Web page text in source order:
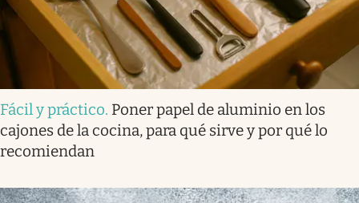
Fácil y práctico. Poner papel de aluminio en los
cajones de la cocina, para qué sirve y por qué lo
recomiendan